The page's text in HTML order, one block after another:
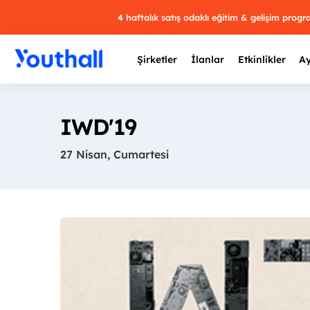
4 haftalık satış odaklı eğitim & gelişim
Şirketler İlanlar Etkinlikler
IWD'19
27 Nisan, Cumartesi